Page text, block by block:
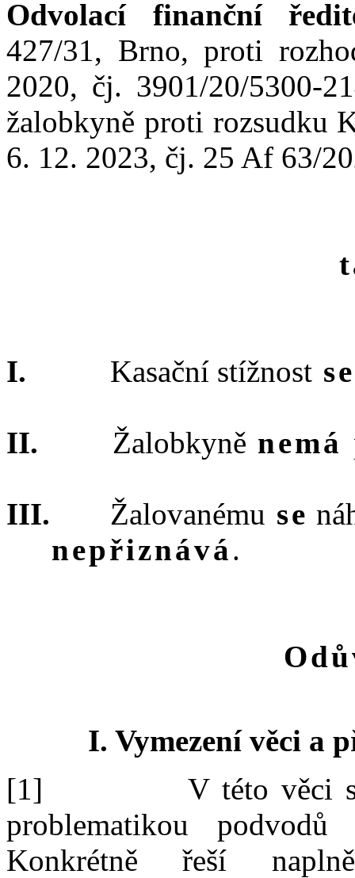
Odvolací finanční
427/31, Brno, proti
2020, čj. 3901/20/5300‑
žalobkyně proti rozsudku
6. 12. 2023, čj. 25 Af 63/
Kasační stížnost se
Žalobkyně nemá
Žalovanému se
nepřiznává.
I. Vymezení věci a
[1]
V této věci
problematikou
Konkrétněřeší